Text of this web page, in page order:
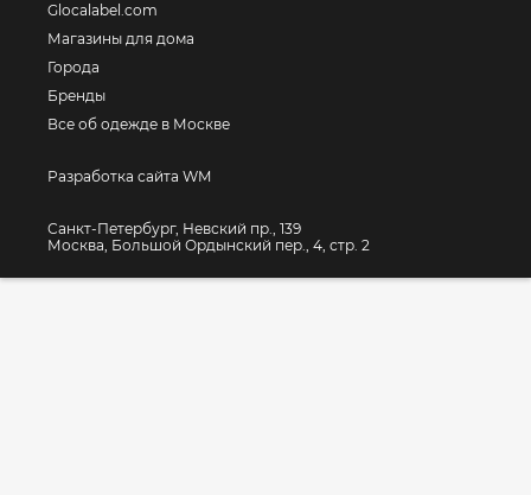
Glocalabel.com
Магазины для дома
Города
Бренды
Все об одежде в Москве
Разработка сайта WM
Санкт-Петербург, Невский пр., 139
Москва, Большой Ордынский пер., 4, стр. 2